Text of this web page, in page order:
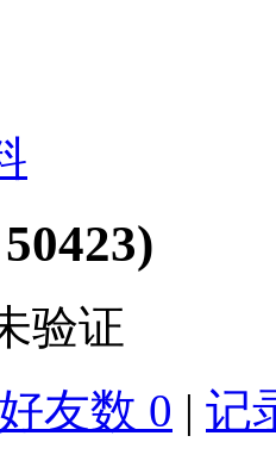
验证
好友数 0 | 记